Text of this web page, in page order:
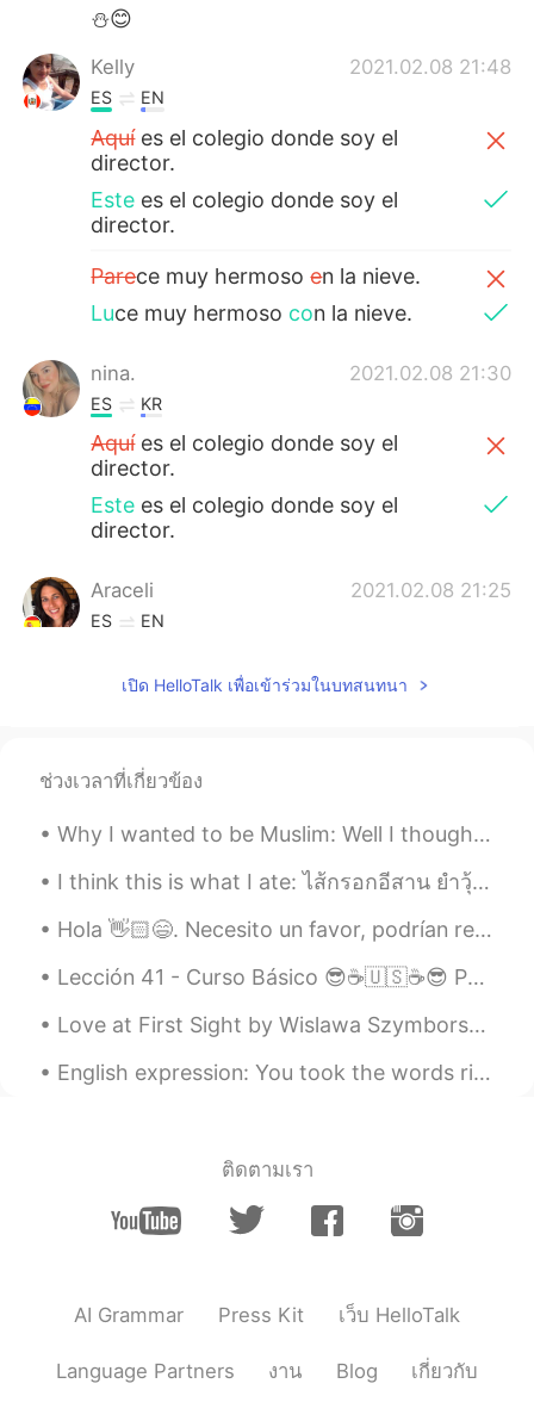
⛄😊
Kelly 2021.02.08 21:48
ES EN
Aquíes el colegio donde soy el
director.
Este es el colegio donde soy el
director.
Parece muy hermosoen la nieve.
Luce muy hermoso con la nieve.
nina. 2021.02.08 21:30
ES KR
Aquíes el colegio donde soy el
director.
Este es el colegio donde soy el
director.
Araceli 2021.02.08 21:25
ES EN
ver nieve, lo vemos muy bonito. ⛄
EN
Paula Díaz 2021.02.08 21:13
ES IT
Aquí es el colegio donde soy el
Aquí es tá el colegio donde soy el
director.
Yar 2021.02.08 21:12
nieve enviamos un par de fotos☃️☃️☃️❄
Alice 2021.02.08 21:11
ES EN
เปิด HelloTalk เพื่อเข้าร่วมในบทสนทนา
ช่วงเวลาที่เกี่ยวข้อง
Why I wanted to be Muslim: Well I thought about it for a long time I had to settle on one decisio...
I think this is what I ate: ไส้กรอกอีสาน ยำวุ้นเส้นทะเล กะเพราหมูกรอบ ต้มแซ่บกระดูกหมู กล้วยปิ้ง...
Hola 👋🏻😄. Necesito un favor, podrían reportar a esta cuenta porfavor? Es un señor(40) que me escr...
Lección 41 - Curso Básico 😎☕🇺🇸☕😎 Phrases from TV shows📺📺 🐯🌴🐯🌴🐯🌴🐯🌴🐯🌴 1. The pleasure is all mine....
Love at First Sight by Wislawa Szymborska. Part 1 of 2. They both thought that a sudden feeling...
English expression: You took the words right out of my mouth! Dialogue Mike: This report is t...
ติดตามเรา
AI Grammar Press Kit เว็บ HelloTalk
Language Partners งาน Blog เกี่ยวกับ